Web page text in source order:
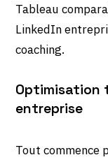
Tableau
LinkedIn
coaching.
Optimisation
entreprise
Tout commence